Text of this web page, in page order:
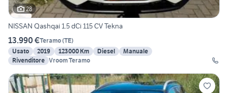
28
NISSAN Qashqai 1.5 dCi 115 CV Tekna
13.990 €Teramo(TE)
Usato
2019 123000 Km Diesel
Manuale
Rivenditore Vroom Teramo